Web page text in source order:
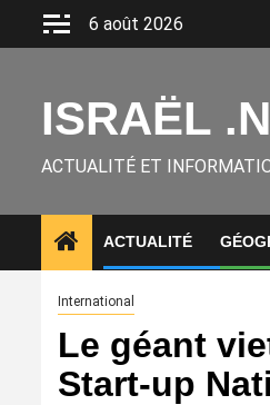
6 août 2026
ISRAËL
ACTUALITÉ ET
ACTUALITÉ
International
Le géant
Start-up